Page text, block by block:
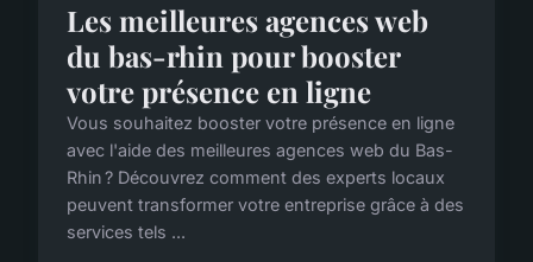
Les meilleures agences web
du bas-rhin pour booster
votre présence en ligne
Vous souhaitez booster votre présence en ligne
avec l'aide des meilleures agences web du Bas-
Rhin ? Découvrez comment des experts locaux
peuvent transformer votre entreprise grâce à des
services tels ...